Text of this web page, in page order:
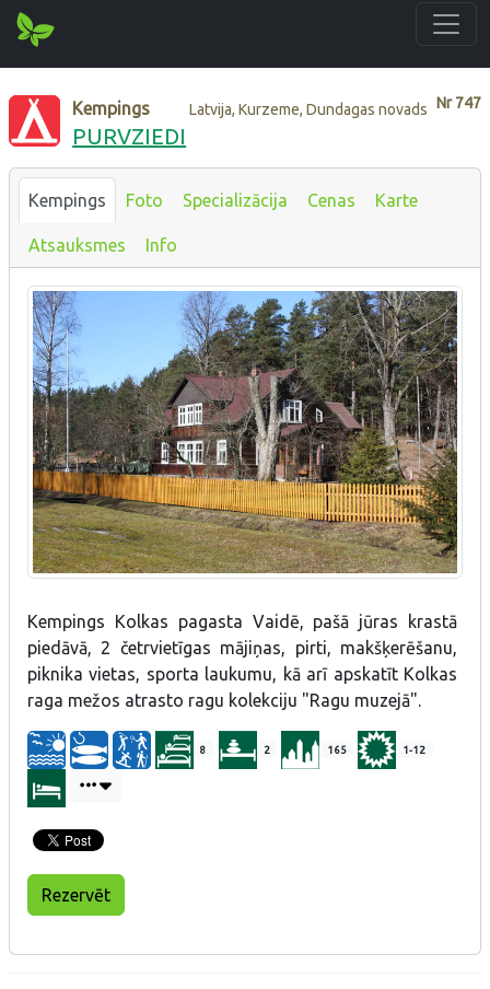
Nr747
Kempings Latvija, Kurzeme, Dundagas novads
PURVZIEDI
Kempings Foto Specializācija Cenas Karte
Atsauksmes Info
Kempings Kolkas pagasta Vaidē, pašā jūras krastā
piedāvā, 2 četrvietīgas mājiņas, pirti, makšķerēšanu,
piknika vietas, sporta laukumu, kā arī apskatīt Kolkas
raga mežos atrasto ragu kolekciju "Ragu muzejā".
8 2 165 1-12
Rezervēt